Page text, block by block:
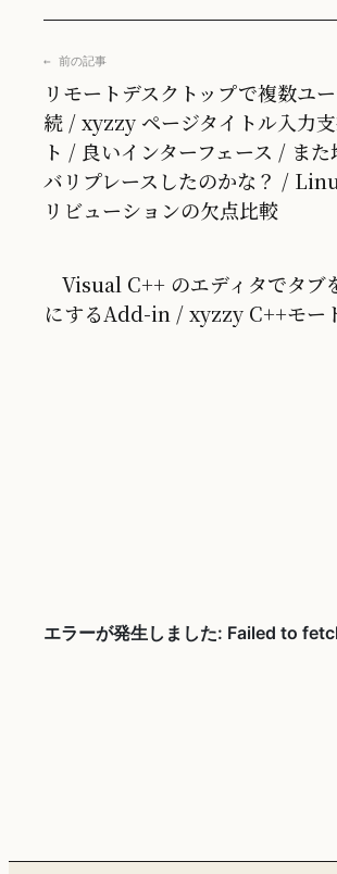
← 前の記事
リモートデスクトップで複数ユ
続 / xyzzy ページタイトル入力
ト / 良いインターフェース / ま
バリプレースしたのかな？ /
リビューションの欠点比較
Visual C++ のエディタでタブ
にするAdd-in / xyzzy C++モー